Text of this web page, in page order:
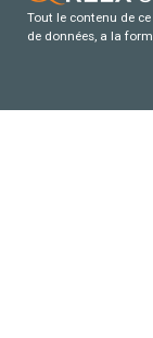
Tout le contenu de
de données, a la